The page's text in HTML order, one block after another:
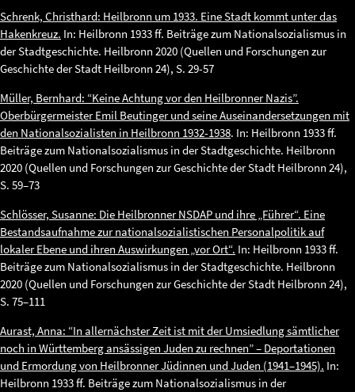
Schrenk, Christhard: Heilbronn um 1933. Eine Stadt kommt unter das
Hakenkreuz. In: Heilbronn 1933 ff. Beiträge zum Nationalsozialismus in
der Stadtgeschichte. Heilbronn 2020 (Quellen und Forschungen zur
Geschichte der Stadt Heilbronn 24), S. 29-57
Müller, Bernhard: “Keine Achtung vor den Heilbronner Nazis”.
Oberbürgermeister Emil Beutinger und seine Auseinandersetzungen mit
den Nationalsozialisten in Heilbronn 1932-1938. In: Heilbronn 1933 ff.
Beiträge zum Nationalsozialismus in der Stadtgeschichte. Heilbronn
2020 (Quellen und Forschungen zur Geschichte der Stadt Heilbronn 24),
S. 59–73
Schlösser, Susanne: Die Heilbronner NSDAP und ihre „Führer“. Eine
Bestandsaufnahme zur nationalsozialistischen Personalpolitik auf
lokaler Ebene und ihren Auswirkungen „vor Ort“. In: Heilbronn 1933 ff.
Beiträge zum Nationalsozialismus in der Stadtgeschichte. Heilbronn
2020 (Quellen und Forschungen zur Geschichte der Stadt Heilbronn 24),
S. 75–111
Aurast, Anna: “In allernächster Zeit ist mit der Umsiedlung sämtlicher
noch in Württemberg ansässigen Juden zu rechnen” – Deportationen
und Ermordung von Heilbronner Jüdinnen und Juden (1941–1945). In:
Heilbronn 1933 ff. Beiträge zum Nationalsozialismus in der